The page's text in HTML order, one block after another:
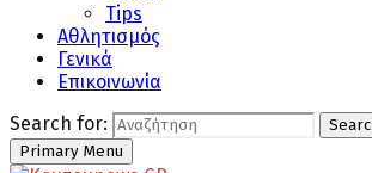
Tips
Αθλητισμός
Γενικά
Επικοινωνία
Search for:
Primary Menu